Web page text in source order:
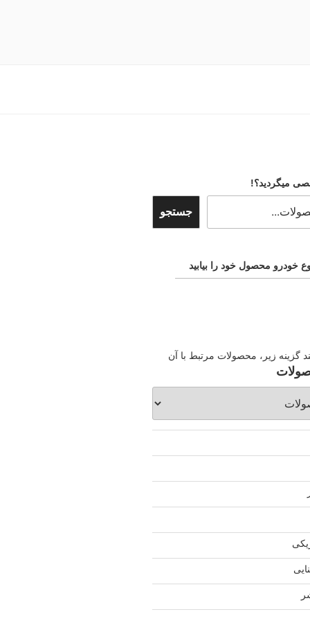
میگردید؟!
جستجو
خودرو محصول خود را بیابید
گزینه زیر، محصولات مرتبط با آن